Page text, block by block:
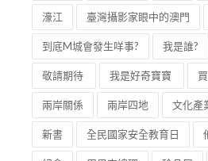
研討會 印象濠江 攝影
濠江 臺灣攝影家眼中的澳門
到底M城會發生咩事? 我是誰?
敬請期待 我是好奇寶寶
兩岸關係 兩岸四地 文化產